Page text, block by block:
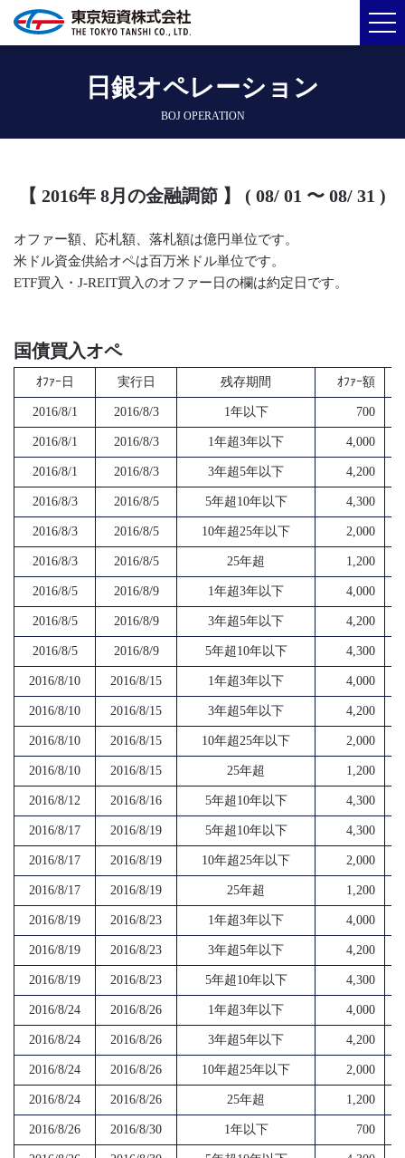
日銀オペレーション
BOJ OPERATION
【 2016年 8月の金融調節 】 ( 08/ 01 〜 08/ 31 )
オファー額、応札額、落札額は億円単位です。
米ドル資金供給オペは百万米ドル単位です。
ETF買入・J-REIT買入のオファー日の欄は約定日です。
国債買入オペ
ｵﾌｧｰ日 実行日 残存期間 ｵﾌｧｰ額
2016/8/1 2016/8/3 1年以下 700
2016/8/1 2016/8/3 1年超3年以下 4,000
2016/8/1 2016/8/3 3年超5年以下 4,200
2016/8/3 2016/8/5 5年超10年以下 4,300
2016/8/3 2016/8/5 10年超25年以下 2,000
2016/8/3 2016/8/5 25年超 1,200
2016/8/5 2016/8/9 1年超3年以下 4,000
2016/8/5 2016/8/9 3年超5年以下 4,200
2016/8/5 2016/8/9 5年超10年以下 4,300
2016/8/10 2016/8/15 1年超3年以下 4,000
2016/8/10 2016/8/15 3年超5年以下 4,200
2016/8/10 2016/8/15 10年超25年以下 2,000
2016/8/10 2016/8/15 25年超 1,200
2016/8/12 2016/8/16 5年超10年以下 4,300
2016/8/17 2016/8/19 5年超10年以下 4,300
2016/8/17 2016/8/19 10年超25年以下 2,000
2016/8/17 2016/8/19 25年超 1,200
2016/8/19 2016/8/23 1年超3年以下 4,000
2016/8/19 2016/8/23 3年超5年以下 4,200
2016/8/19 2016/8/23 5年超10年以下 4,300
2016/8/24 2016/8/26 1年超3年以下 4,000
2016/8/24 2016/8/26 3年超5年以下 4,200
2016/8/24 2016/8/26 10年超25年以下 2,000
2016/8/24 2016/8/26 25年超 1,200
2016/8/26 2016/8/30 1年以下 700